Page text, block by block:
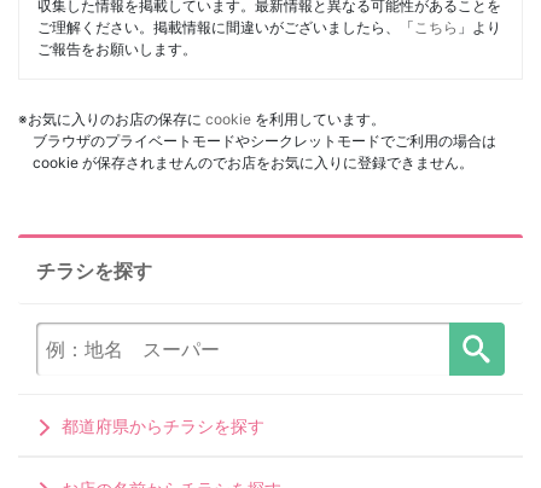
収集した情報を掲載しています。最新情報と異なる可能性があることを
ご理解ください。掲載情報に間違いがございましたら、「 こちら 」より
ご報告をお願いします。
※お気に入りのお店の保存に cookie を利用しています。
ブラウザのプライベートモードやシークレットモードでご利用の場合は
cookie が保存されませんのでお店をお気に入りに登録できません。
チラシを探す
都道府県からチラシを探す